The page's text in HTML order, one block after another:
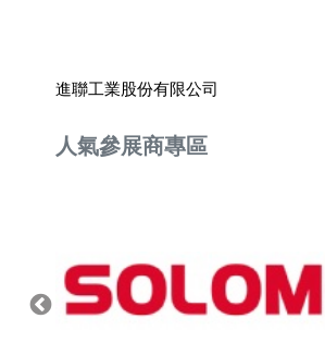
進聯工業股份有限公司
人氣參展商專區